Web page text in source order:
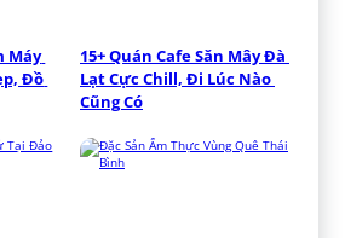
Máy
Đồ
15+ Quán Cafe Săn Mây Đà
Lạt Cực Chill, Đi Lúc Nào
Cũng Có